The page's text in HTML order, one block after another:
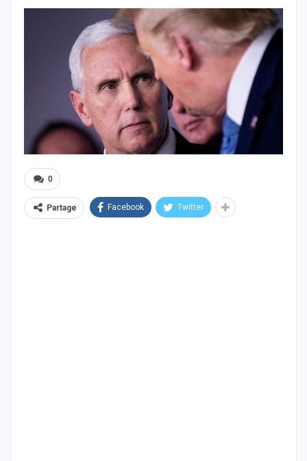
0
Partage Facebook Twitter